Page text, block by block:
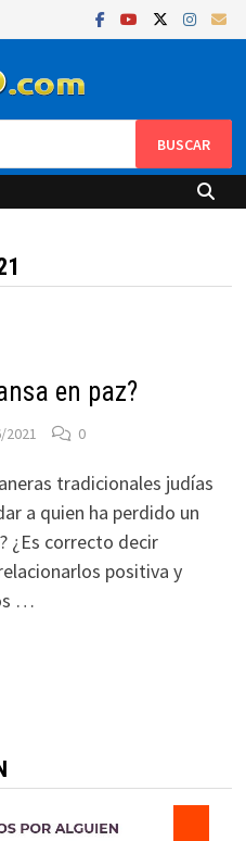
en paz?
2021 0
tradicionales judías
a quien ha perdido un
¿Es correcto decir
positiva y
…